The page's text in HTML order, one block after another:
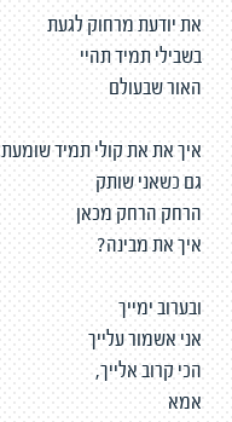
את יודעת מרחוק לגעת
בשבילי תמיד תהיי
האור שבעולם
איך את את קולי תמיד שומעת
גם כשאני שותק
הרחק הרחק מכאן
איך את מבינה?
ובערוב ימייך
אני אשמור עלייך
הכי קרוב אלייך,
אמא